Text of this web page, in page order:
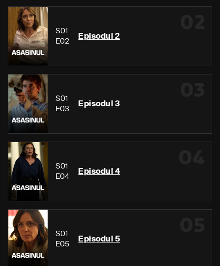
S01
E02
Episodul 2
S01
E03
Episodul 3
S01
E04
Episodul 4
S01
E05
Episodul 5